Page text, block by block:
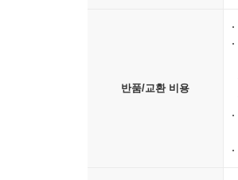
반품/교환 비용